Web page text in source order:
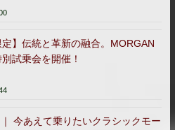
定】伝統と革新の融合。MORGAN
試乗会を開催！
今あえて乗りたいクラシックモー